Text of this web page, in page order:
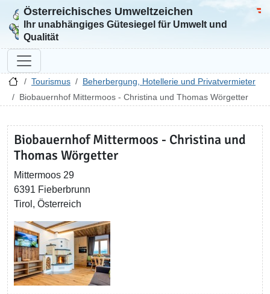
Zur Startseite
Österreichisches Umweltzeichen
Ihr unabhängiges Gütesiegel für Umwelt und
Qualität
Tourismus
Beherbergung, Hotellerie und Privatvermieter
Biobauernhof Mittermoos - Christina und Thomas Wörgetter
Biobauernhof Mittermoos - Christina und
Thomas Wörgetter
Mittermoos 29
6391 Fieberbrunn
Tirol, Österreich